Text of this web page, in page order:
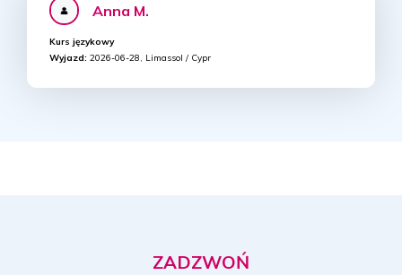
Anna M.
Kurs językowy
Wyjazd: 2026-06-28, Limassol / Cypr
ZADZWOŃ